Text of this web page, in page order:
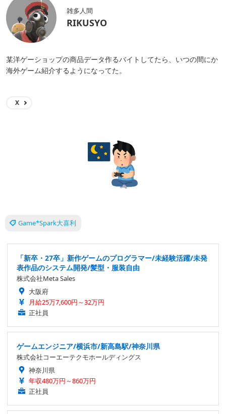
雑多人間
RIKUSYO
某洋ゲーショップの商品データ作るバイトしてたら、いつの間にか
海外ゲーム紹介するようになってた。
X
Game*Spark大喜利
「新卒・27卒」新作ゲームのプログラマー/未経験活躍/未発
表作品のシステム開発/髪型・服装自由
株式会社Meta Sales
大阪府
月給25万7,600円～32万円
正社員
ゲームエンジニア/横浜市/新高島駅/神奈川県
株式会社コーエーテクモホールディングス
神奈川県
年収480万円～860万円
正社員